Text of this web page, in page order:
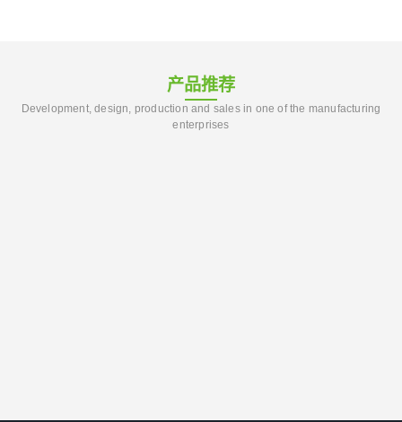
产品推荐
Development, design, production and sales in one of the manufacturing
enterprises